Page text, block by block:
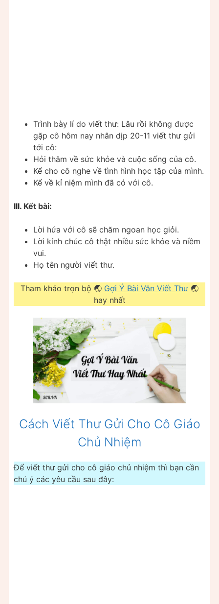
Trình bày lí do viết thư: Lâu rồi không được
gặp cô hôm nay nhân dịp 20-11 viết thư gửi
tới cô:
Hỏi thăm về sức khỏe và cuộc sống của cô.
Kể cho cô nghe về tình hình học tập của mình.
Kể về kỉ niệm mình đã có với cô.
III. Kết bài:
Lời hứa với cô sẽ chăm ngoan học giỏi.
Lời kính chúc cô thật nhiều sức khỏe và niềm
vui.
Họ tên người viết thư.
Tham khảo trọn bộ 🌏 Gợi Ý Bài Văn Viết Thư🌏
hay nhất
Cách Viết Thư Gửi Cho Cô Giáo
Chủ Nhiệm
Để viết thư gửi cho cô giáo chủ nhiệm thì bạn cần
chú ý các yêu cầu sau đây: